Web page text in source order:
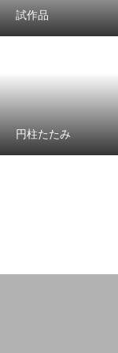
試作品
円柱たたみ